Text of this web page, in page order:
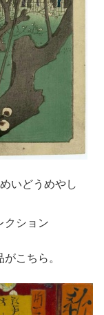
いどうめやし
クション
こちら。